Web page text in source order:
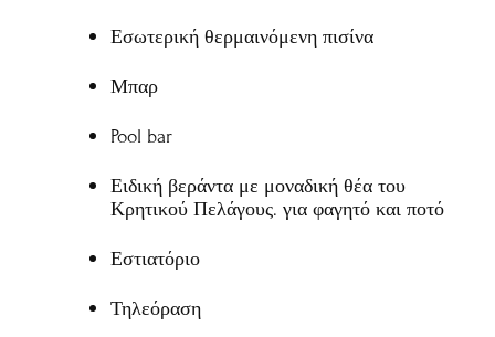
Εσωτερική θερμαινόμενη πισίνα
Μπαρ
Pool bar
Ειδική βεράντα με μοναδική θέα του
Κρητικού Πελάγους. για φαγητό και ποτό
Εστιατόριο
Τηλεόραση